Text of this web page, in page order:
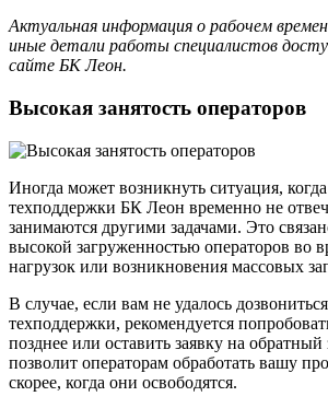
Актуальная информация о рабочем
иные детали работы специалистов
сайте БК Леон.
Высокая занятость операторов
Иногда может возникнуть ситуация,
техподдержки БК Леон временно не
занимаются другими задачами. Это
высокой загруженностью операторов во
нагрузок или возникновения массовых
В случае, если вам не удалось
техподдержки, рекомендуется
позднее или оставить заявку на
позволит операторам обработать вашу
скорее, когда они освободятся.